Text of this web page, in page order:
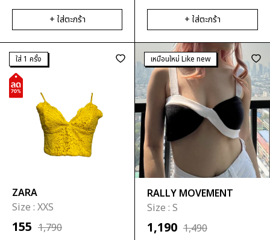
พลีท
+ ใส่ตะกร้า + ใส่ตะกร้า
ใส่ 1 ครั้ง
ZARA
Size : XXS
155 1,790
เหมือนใหม่ Like new
RALLY MOVEMENT
Size : S
1,190 1,490